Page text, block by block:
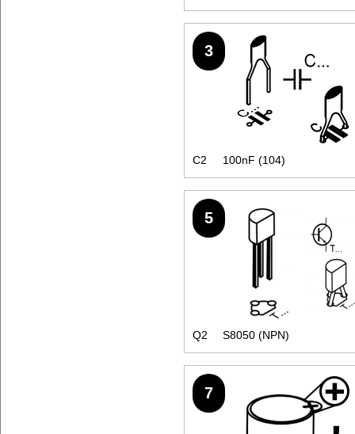
3
C2 100nF (104)
5
Q2 S8050 (NPN)
7